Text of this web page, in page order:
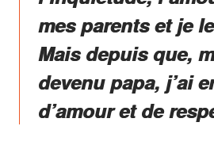
mes parents et je
Mais depuis que,
devenu papa, j’ai
d’amour et de